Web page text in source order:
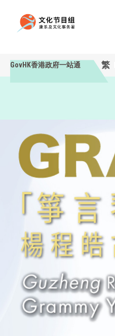
主页
舞蹈
跨媒体艺术
戏剧
GovHK香港政府一站通 繁